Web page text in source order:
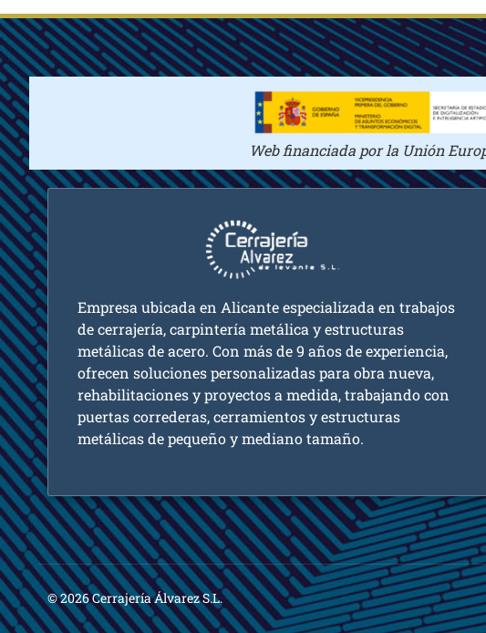
Web financiada por la Unión
Empresa ubicada en Alicante especializada en trabajos
de cerrajería, carpintería metálica y estructuras
metálicas de acero. Con más de 9 años de experiencia,
ofrecen soluciones personalizadas para obra nueva,
rehabilitaciones y proyectos a medida, trabajando con
puertas correderas, cerramientos y estructuras
metálicas de pequeño y mediano tamaño.
© 2026 Cerrajería Álvarez S.L.